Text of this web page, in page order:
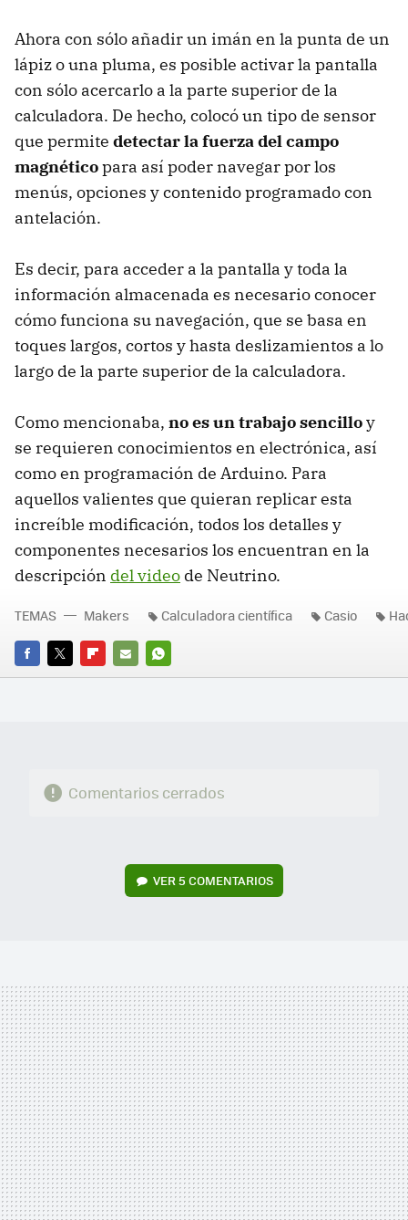
Ahora con sólo añadir un imán en la punta de un
lápiz o una pluma, es posible activar la pantalla
con sólo acercarlo a la parte superior de la
calculadora. De hecho, colocó un tipo de sensor
que permite detectar la fuerza del campo
magnéticopara así poder navegar por los
menús, opciones y contenido programado con
antelación.
Es decir, para acceder a la pantalla y toda la
información almacenada es necesario conocer
cómo funciona su navegación, que se basa en
toques largos, cortos y hasta deslizamientos a lo
largo de la parte superior de la calculadora.
Como mencionaba, no es un trabajo sencilloy
se requieren conocimientos en electrónica, así
como en programación de Arduino. Para
aquellos valientes que quieran replicar esta
increíble modificación, todos los detalles y
componentes necesarios los encuentran en la
descripción del video de Neutrino.
FACEBOOK
TWITTERFLIPBOARD
E-
WHATSAPP
TEMAS Makers Calculadora científica Casio
Comentarios cerrados
VER5 COMENTARIOS